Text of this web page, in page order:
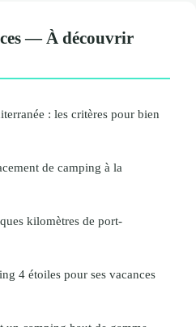
— À découvrir
: les critères pour bien
de camping à la
kilomètres de port-
4 étoiles pour ses vacances